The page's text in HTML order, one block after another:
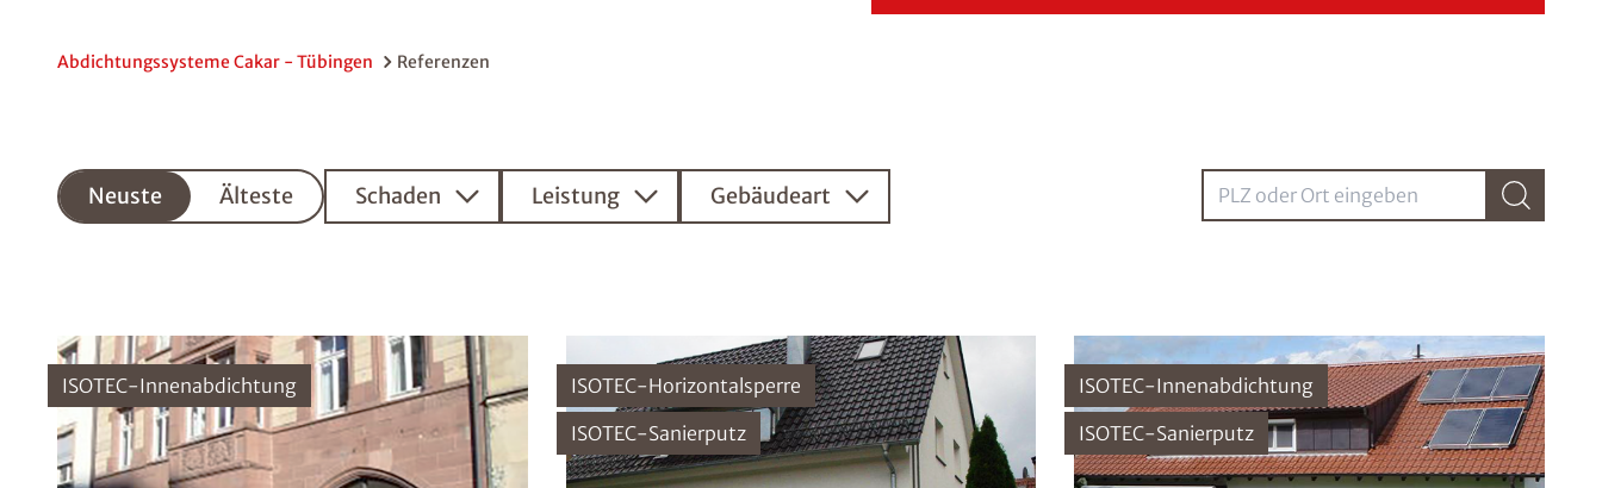
Abdichtungssysteme Cakar - Tübingen Referenzen
Neuste Älteste
Neuste Schaden Leistung Gebäudeart PLZ oder Ort eingebenPLZ oder Ort eingeben
ISOTEC-Innenabdichtung
ISOTEC-Horizontalsperre
ISOTEC-Sanierputz
ISOTEC-Innenabdichtung
ISOTEC-Sanierputz